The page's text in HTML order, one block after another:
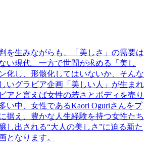
を生みながらも、「美しさ」の需要は
い現代。一方で世間が求める「美し
化し、形骸化してはいないか、そんな
いグラビア企画「美しい人」が生まれ
アと言えば女性の若さとボディを売り
い中、女性であるKaori Oguriさんをプ
据え、豊かな人生経験を持つ女性たち
し出される“大人の美しさ”に迫る新た
となります。